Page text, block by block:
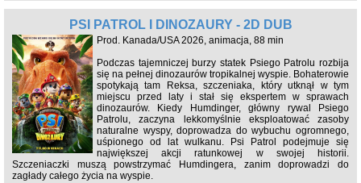
PSI PATROL I DINOZAURY - 2D DUB
Prod. Kanada/USA 2026, animacja, 88 min
Podczas tajemniczej burzy statek Psiego Patrolu rozbija
się na pełnej dinozaurów tropikalnej wyspie. Bohaterowie
spotykają tam Reksa, szczeniaka, który utknął w tym
miejscu przed laty i stał się ekspertem w sprawach
dinozaurów. Kiedy Humdinger, główny rywal Psiego
Patrolu, zaczyna lekkomyślnie eksploatować zasoby
naturalne wyspy, doprowadza do wybuchu ogromnego,
uśpionego od lat wulkanu. Psi Patrol podejmuje się
największej akcji ratunkowej w swojej historii.
Szczeniaczki muszą powstrzymać Humdingera, zanim doprowadzi do
zagłady całego życia na wyspie.